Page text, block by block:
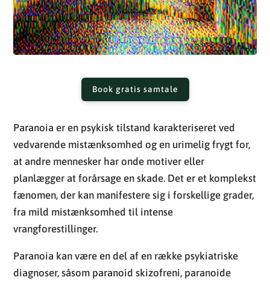
Book gratis samtale
Paranoia er en psykisk tilstand karakteriseret ved
vedvarende mistænksomhed og en urimelig frygt for,
at andre mennesker har onde motiver eller
planlægger at forårsage en skade. Det er et komplekst
fænomen, der kan manifestere sig i forskellige grader,
fra mild mistænksomhed til intense
vrangforestillinger.
Paranoia kan være en del af en række psykiatriske
diagnoser, såsom paranoid skizofreni, paranoide